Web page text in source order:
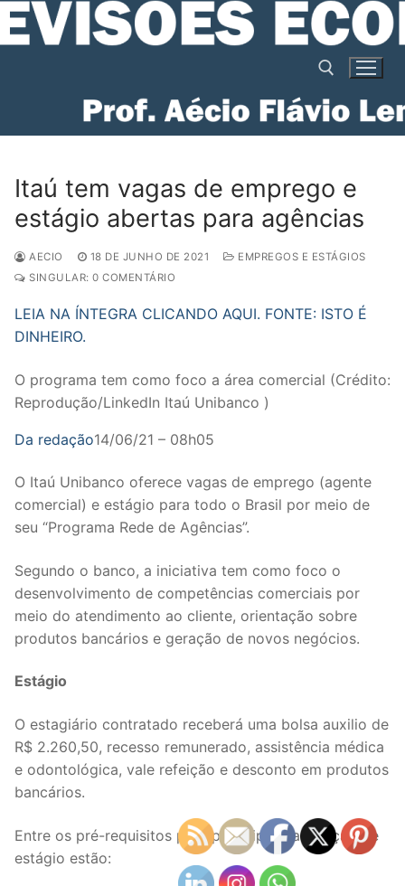
Pular
para
Itaú tem vagas de emprego e
estágio abertas para agências
AECIO 18 DE JUNHO DE 2021
EMPREGOS E ESTÁGIOS
SINGULAR: 0 COMENTÁRIO
LEIA NA ÍNTEGRA CLICANDO AQUI. FONTE: ISTO É
DINHEIRO.
O programa tem como foco a área comercial (Crédito:
Reprodução/LinkedIn Itaú Unibanco )
Da redação14/06/21 – 08h05
O Itaú Unibanco oferece vagas de emprego (agente
comercial) e estágio para todo o Brasil por meio de
seu “Programa Rede de Agências”.
Segundo o banco, a iniciativa tem como foco o
desenvolvimento de competências comerciais por
meio do atendimento ao cliente, orientação sobre
produtos bancários e geração de novos negócios.
Estágio
O estagiário contratado receberá uma bolsa auxilio de
R$ 2.260,50, recesso remunerado, assistência médica
e odontológica, vale refeição e desconto em produtos
bancários.
Entre os pré-requisitos para participar da seleção de
estágio estão: